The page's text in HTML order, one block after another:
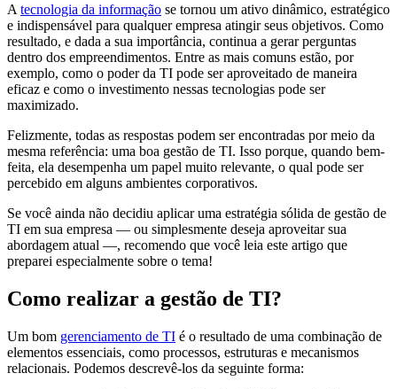
A tecnologia da informação se tornou um ativo dinâmico, estratégico
e indispensável para qualquer empresa atingir seus objetivos. Como
resultado, e dada a sua importância, continua a gerar perguntas
dentro dos empreendimentos. Entre as mais comuns estão, por
exemplo, como o poder da TI pode ser aproveitado de maneira
eficaz e como o investimento nessas tecnologias pode ser
maximizado.
Felizmente, todas as respostas podem ser encontradas por meio da
mesma referência: uma boa gestão de TI. Isso porque, quando bem-
feita, ela desempenha um papel muito relevante, o qual pode ser
percebido em alguns ambientes corporativos.
Se você ainda não decidiu aplicar uma estratégia sólida de gestão de
TI em sua empresa — ou simplesmente deseja aproveitar sua
abordagem atual —, recomendo que você leia este artigo que
preparei especialmente sobre o tema!
Como realizar a gestão de TI?
Um bom gerenciamento de TI é o resultado de uma combinação de
elementos essenciais, como processos, estruturas e mecanismos
relacionais. Podemos descrevê-los da seguinte forma: